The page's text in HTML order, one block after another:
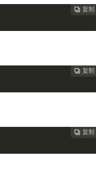
 复制
 复制
 复制
 复制
 复制
 复制
 复制
 复制
 复制
 复制
 复制
 复制
 复制
 复制
 复制
 复制
 复制
 复制
 复制
 复制
 复制